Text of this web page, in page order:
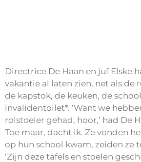
Directrice De Haan en juf Elske
vakantie al laten zien, net als de
de kapstok, de keuken, de
invalidentoilet*. ‘Want we
rolstoeler gehad, hoor,’ had De
Toe maar, dacht ik. Ze vonden
op hun school kwam, zeiden ze
‘Zijn deze tafels en stoelen